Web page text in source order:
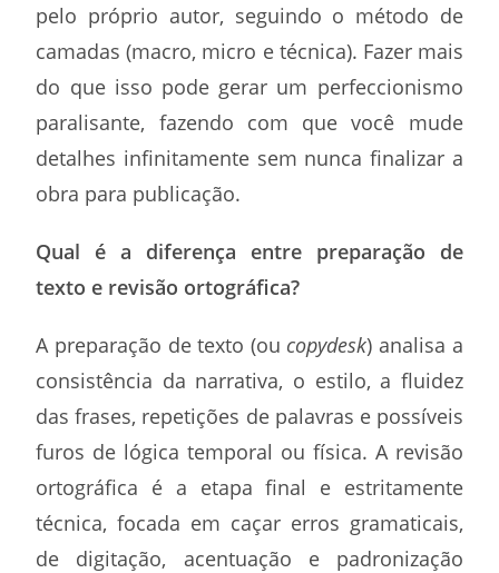
pelo próprio autor, seguindo o método de
camadas (macro, micro e técnica). Fazer mais
do que isso pode gerar um perfeccionismo
paralisante, fazendo com que você mude
detalhes infinitamente sem nunca finalizar a
obra para publicação.
Qual é a diferença entre preparação de
texto e revisão ortográfica?
A preparação de texto (ou copydesk) analisa a
consistência da narrativa, o estilo, a fluidez
das frases, repetições de palavras e possíveis
furos de lógica temporal ou física. A revisão
ortográfica é a etapa final e estritamente
técnica, focada em caçar erros gramaticais,
de digitação, acentuação e padronização